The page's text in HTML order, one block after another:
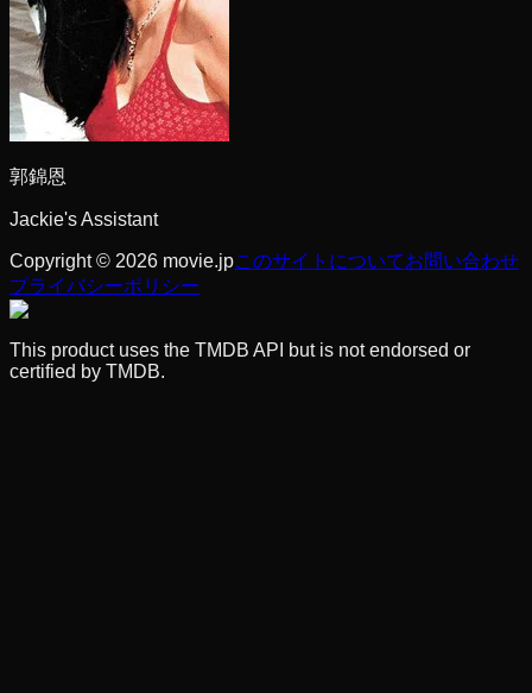
郭錦恩
Jackie's Assistant
Copyright © 2026 movie.jpこのサイトについてお問い合わせ
プライバシーポリシー
This product uses the TMDB API but is not endorsed or
certified by TMDB.